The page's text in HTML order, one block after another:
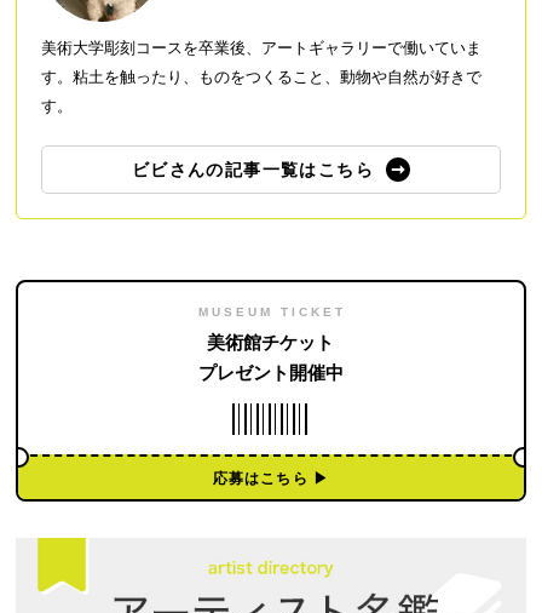
美術大学彫刻コースを卒業後、アートギャラリーで働いていま
す。粘土を触ったり、ものをつくること、動物や自然が好きで
す。
ビビさんの記事一覧はこちら
MUSEUM TICKET
美術館チケット
プレゼント開催中
応募はこちら ▶︎